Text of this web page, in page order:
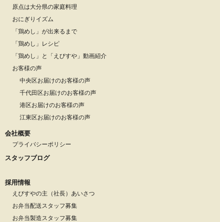
原点は大分県の家庭料理
おにぎりイズム
「鶏めし」が出来るまで
「鶏めし」レシピ
「鶏めし」と「えびすや」動画紹介
お客様の声
中央区お届けのお客様の声
千代田区お届けのお客様の声
港区お届けのお客様の声
江東区お届けのお客様の声
会社概要
プライバシーポリシー
スタッフブログ
採用情報
えびすやの主（社長）あいさつ
お弁当配送スタッフ募集
お弁当製造スタッフ募集